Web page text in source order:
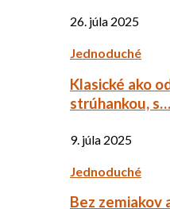
26. júla 2025
Jednoduché
Klasické ako
strúhankou, s…
9. júla 2025
Jednoduché
Bez zemiakov